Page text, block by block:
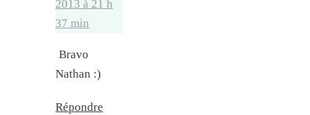
2013 à 21 h
37 min
Bravo
Nathan :)
Répondre